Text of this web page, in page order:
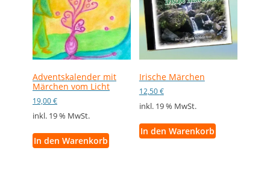
Adventskalender mit
Märchen vom Licht
19,00€
inkl. 19 % MwSt.
In den Warenkorb
Irische Märchen
12,50€
inkl. 19 % MwSt.
In den Warenkorb